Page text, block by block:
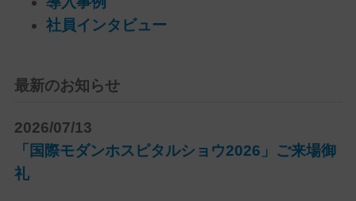
社員インタビュー
最新のお知らせ
2026/07/13
「国際モダンホスピタルショウ2026」ご来場御
礼